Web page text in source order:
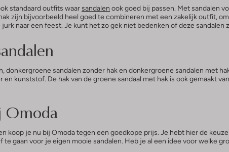
standaard outfits waarsandalen ook goed bij passen. Met sandalen
zijn bijvoorbeeld heel goed te combineren met een zakelijk outfit,
naar een feest. Je kunt het zo gek niet bedenken of deze sandalen
sandalen zonder hak en donkergroene sandalen met
kunststof. De hak van de groene sandaal met hak is ook gemaakt
Omoda
koop je nu bij Omoda tegen een goedkope prijs. Je hebt hier de
gaan voor je eigen mooie sandalen. Heb je al een idee voor welke